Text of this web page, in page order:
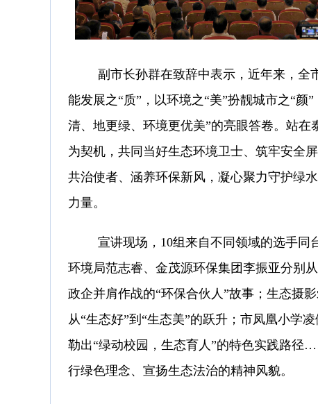
副市长孙群在致辞中表示，近年来，全
能发展之“质” ，以环境之“美”扮靓城市之“颜”
清、地更绿、环境更优美”的亮眼答卷。站在
为契机， 共同当好生态环境卫士、筑牢安全
共治使者、涵养环保新风，凝心聚力守护绿
力量。
宣讲现场， 10组来自不同领域的选手同
环境局范志睿、金茂源环保集团李振亚分别
政企并肩作战的“环保合伙人”故事；生态摄
从“生态好”到 “生态美”的跃升；市凤凰小学
勒出“绿动校园，生态育人”的特色实践路径
行绿色理念、 宣扬生态法治的精神风貌。